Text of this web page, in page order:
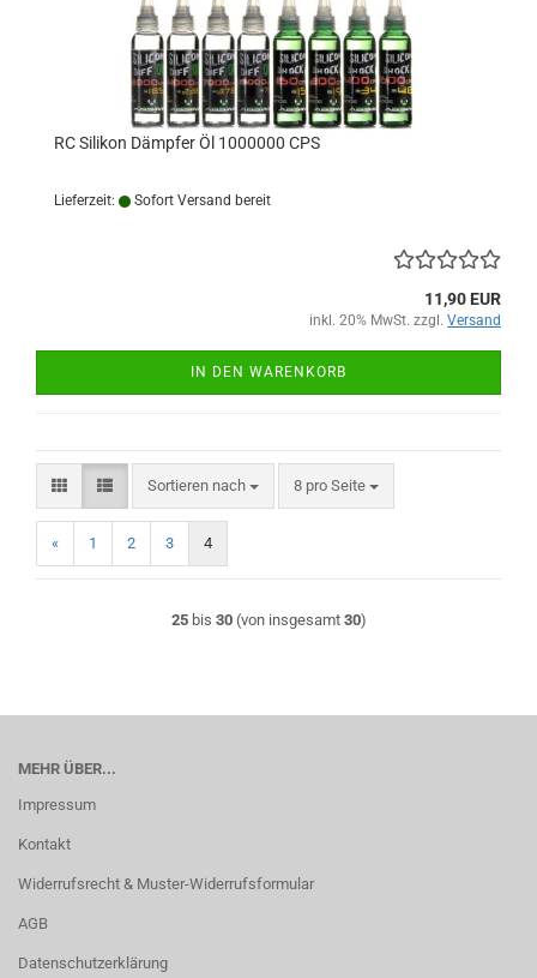
RC Silikon Dämpfer Öl 1000000 CPS
Lieferzeit: Sofort Versand bereit
11,90 EUR
inkl. 20% MwSt. zzgl. Versand
IN DEN WARENKORB
Sortieren nach
Sortieren nach 8 pro Seite
pro Seite
« 1 2 3 4
25bis 30(von insgesamt 30)
MEHR ÜBER...
Impressum
Kontakt
Widerrufsrecht & Muster-Widerrufsformular
AGB
Datenschutzerklärung